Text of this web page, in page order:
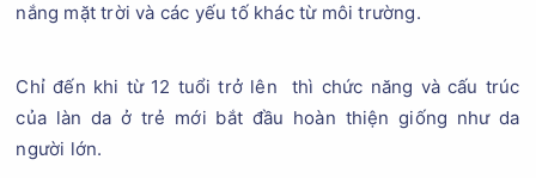
nắng mặt trời và các yếu tố khác từ môi trường.
Chỉ đến khi từ 12 tuổi trở lên thì chức năng và cấu trúc
của làn da ở trẻ mới bắt đầu hoàn thiện giống như da
người lớn.